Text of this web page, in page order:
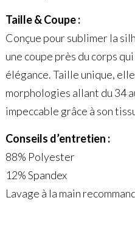
Taille & Coupe :
Conçue pour sublimer la
une coupe près du corps
élégance. Taille unique,
morphologies allant du 34
impeccable grâce à son
Conseils d’entretien :
88% Polyester
12% Spandex
Lavage à la main